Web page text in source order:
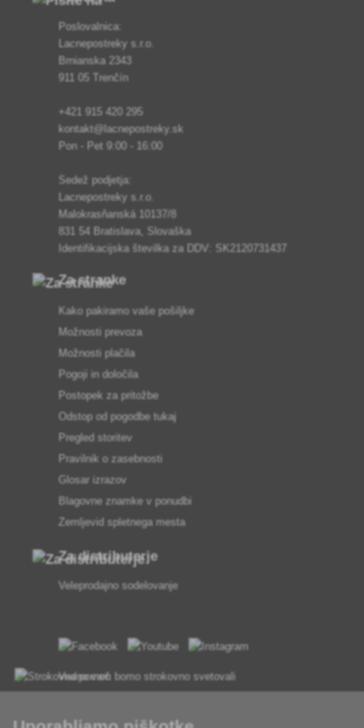
Poslovalnica:
Lacnepostreky s.r.o.
Brnianska 2343
911 05 Trenčín
+421 915 420 295
kontakt@lacnepostreky.sk
Pon - Pet 9:00 - 16:00
Sedež podjetja:
Lacnepostreky s.r.o.
Malokrasňanská 10137/8
831 54 Bratislava, Slovaška
Identifikacijska številka za DDV: SK2120731437
Za stranke
Kako pakiramo vaše pošiljke
Možnosti prevoza
Možnosti plačila
Pogoji in določila
Postopek za pritožbe
Odstop od pogodbe tukaj
Pregled storitev
Pravilnik o zasebnosti
Glosar izrazov
Blagovne znamke v ponudbi
Zemljevid spletnega mesta
Za distributerje
Veleprodajno sodelovanje
Vedno vam bomo strokovno svetovali